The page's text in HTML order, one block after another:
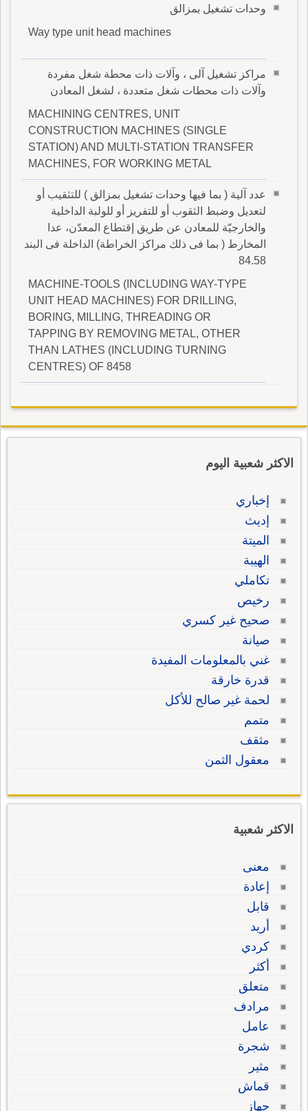
وحدات تشغيل بمزالق
Way type unit head machines
مراكز تشغيل آلى ، وآلات ذات محطة شغل مفردة
وآلات ذات محطات شغل متعددة ، لشغل المعادن
MACHINING CENTRES, UNIT
CONSTRUCTION MACHINES (SINGLE
STATION) AND MULTI-STATION TRANSFER
MACHINES, FOR WORKING METAL
عدد آلية ( بما فيها وحدات تشغيل بمزالق ) للتثقيب أو
لتعديل وضبط الثقوب أو للتفريز أو للولبة الداخلية
والخارجيّة للمعادن عن طريق إقتطاع المعدّن، عدا
المخارط ( بما فى ذلك مراكز الخراطة) الداخلة فى البند
84.58
MACHINE-TOOLS (INCLUDING WAY-TYPE
UNIT HEAD MACHINES) FOR DRILLING,
BORING, MILLING, THREADING OR
TAPPING BY REMOVING METAL, OTHER
THAN LATHES (INCLUDING TURNING
CENTRES) OF 8458
الاكثر شعبية اليوم
إخباري
إديث
الميتة
الهيبة
تكاملي
رخيص
صحيح غير كسري
صيانة
غني بالمعلومات المفيدة
قدرة خارقة
لحمة غير صالح للأكل
متمم
مثقف
معقول الثمن
الاكثر شعبية
معنى
إعادة
قابل
أريد
كردي
أكثر
متعلق
مرادف
عامل
شجرة
مثير
قماش
جهاز